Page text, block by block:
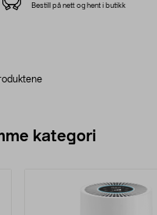
Bestill på nett og hent i butikk
kategori